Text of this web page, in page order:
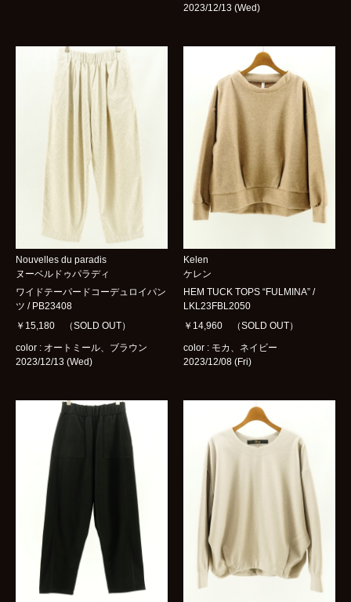
contact
2023/12/13 (Wed)
Nouvelles du paradis
ヌーベルドゥパラディ
ワイドテーパードコーデュロイパン
ツ / PB23408
￥15,180 （SOLD OUT）
color : オートミール、ブラウン
2023/12/13 (Wed)
Kelen
ケレン
HEM TUCK TOPS “FULMINA” /
LKL23FBL2050
￥14,960 （SOLD OUT）
color : モカ、ネイビー
2023/12/08 (Fri)